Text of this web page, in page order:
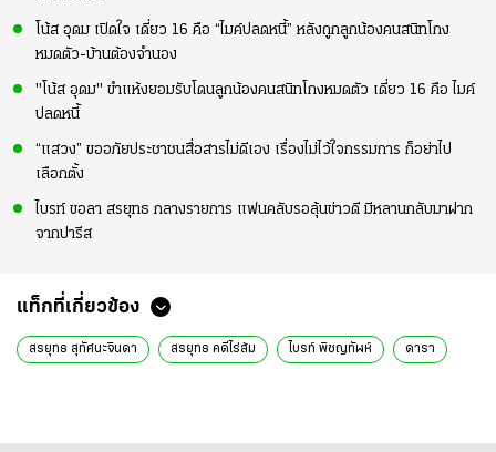
โน้ส อุดม เปิดใจ เดี่ยว 16 คือ “ไมค์ปลดหนี้” หลังถูกลูกน้องคนสนิทโกง
หมดตัว-บ้านต้องจำนอง
"โน้ส อุดม" ขำแห้งยอมรับโดนลูกน้องคนสนิทโกงหมดตัว เดี่ยว 16 คือ ไมค์
ปลดหนี้
“แสวง” ขออภัยประชาชนสื่อสารไม่ดีเอง เรื่องไม่ไว้ใจกรรมการ ก็อย่าไป
เลือกตั้ง
ไบรท์ ขอลา สรยุทธ กลางรายการ แฟนคลับรอลุ้นข่าวดี มีหลานกลับมาฝาก
จากปารีส
แท็กที่เกี่ยวข้อง
สรยุทธ สุทัศนะจินดา สรยุทธ คดีไร่ส้ม ไบรท์ พิชญทัฬห์ ดารา